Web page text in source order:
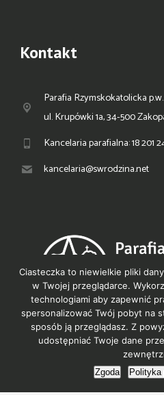
Kontakt
Parafia Rzymskokatolicka
ul. Krupówki 1a, 34-500
Kancelaria parafialna: 18 201
kancelaria@swrodzina.net
© PNR
Polityka
Ciasteczka to niewielkie pliki
w Twojej przeglądarce.
technologiami aby zapewnić
spersonalizować Twój pobyt na
sposób ją przeglądasz. Z
udostępniać Twoje dane
Zgoda Polityka